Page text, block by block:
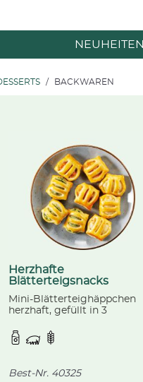
NEUHEITEN
BACKWAREN
Herzhafte
Blätterteigsnacks
Mini-Blätterteighäppchen
herzhaft, gefüllt in 3
Spinat + Ricotta, Schinken +
Käse und Tomate +
Best-Nr. 40325